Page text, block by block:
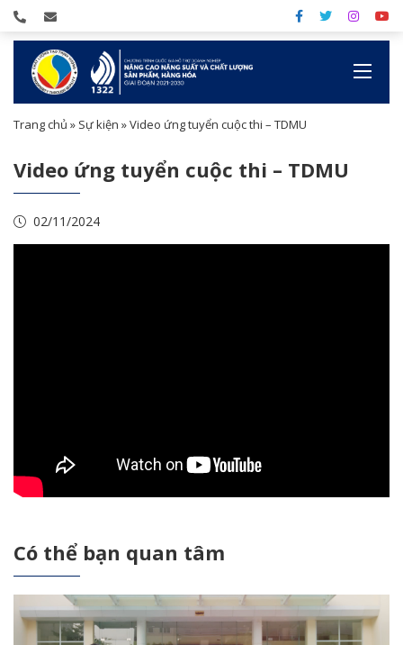
Trang chủ » Sự kiện »Video ứng tuyển cuộc thi – TDMU
Video ứng tuyển cuộc thi – TDMU
02/11/2024
Có thể bạn quan tâm